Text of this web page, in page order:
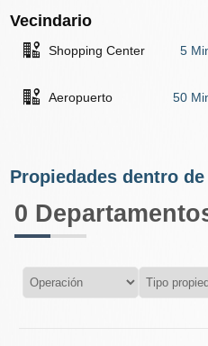
Vecindario
Shopping Center 5
Aeropuerto
50
Propiedades dentro
0